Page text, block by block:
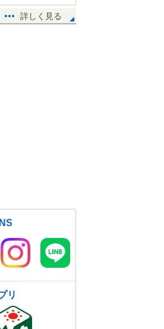
想 熱中症に注意
詳しく見る
リ